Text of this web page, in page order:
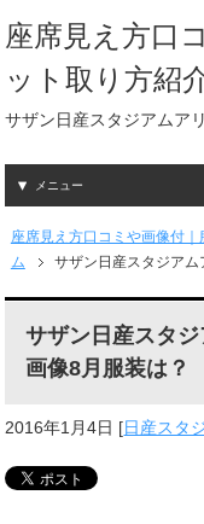
座席見え方口
ット取り方紹
サザン日産スタジアムア
メニュー
座席見え方口コミや画像付
ム
サザン日産スタジアム
サザン日産スタ
画像8月服装は？
2016年1月4日 [日産スタ